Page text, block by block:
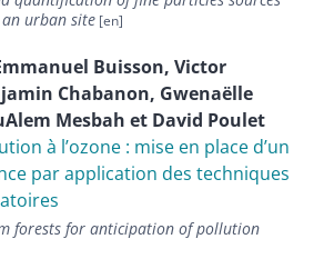
urban site
Buisson, Victor
Chabanon, Gwenaëlle
Mesbah et David Poulet
à lʼozone : mise en place dʼun
par application des techniques
forests for anticipation of pollution